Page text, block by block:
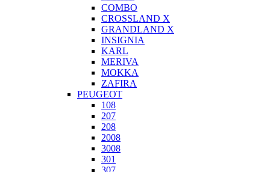
COMBO
CROSSLAND X
GRANDLAND X
INSIGNIA
KARL
MERIVA
MOKKA
ZAFIRA
PEUGEOT
108
207
208
2008
3008
301
307